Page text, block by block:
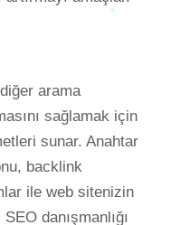
arama
sağlamak için
sunar. Anahtar
backlink
ile web sitenizin
danışmanlığı